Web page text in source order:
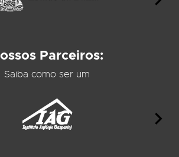
Parceiros:
Saiba como ser um